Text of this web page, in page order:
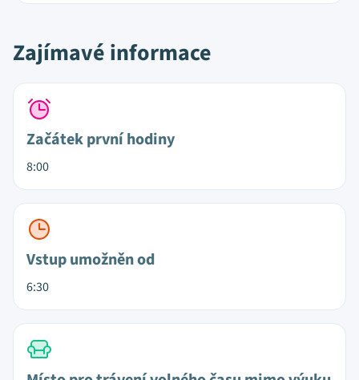
Zajímavé informace
Začátek první hodiny
8:00
Vstup umožněn od
6:30